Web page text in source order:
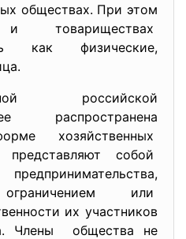
обществах. При этом
как физические,
российской
распространена
хозяйственных
собой
предпринимательства,
или
их участников
Члены общества не